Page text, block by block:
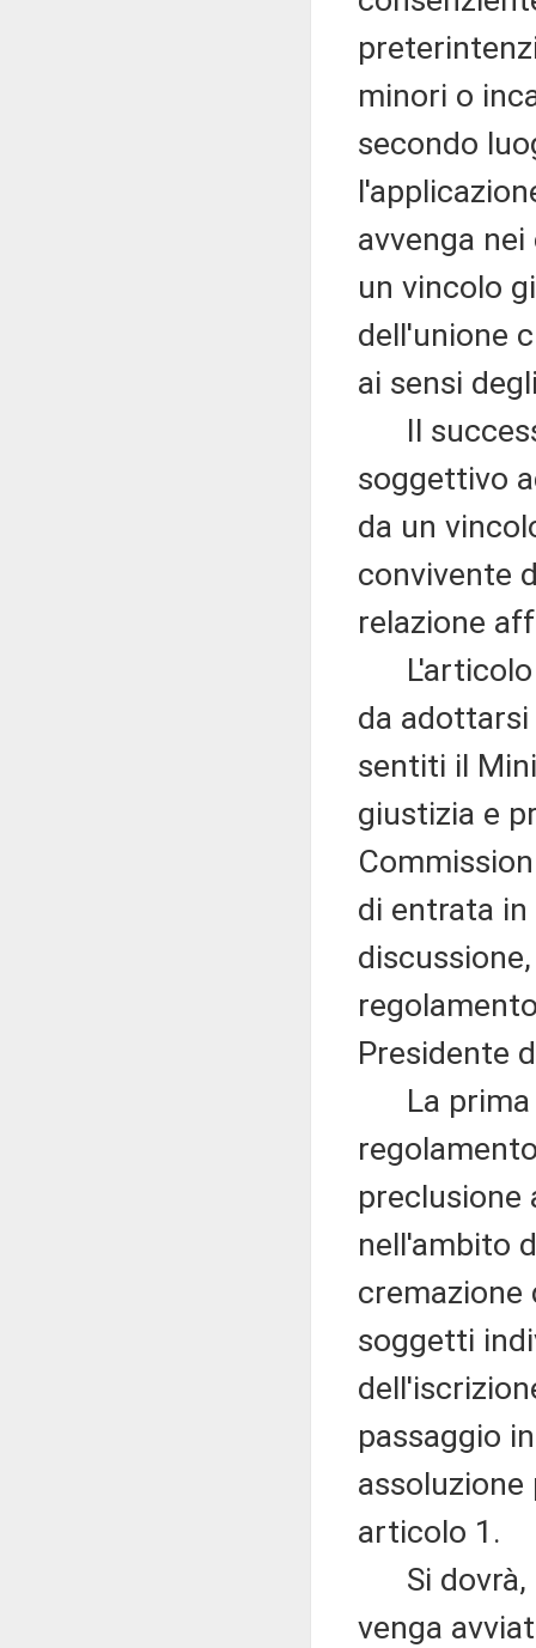
minori o
secondo
avvenga
un vincolo
dell'unione
ai sensi
Il
soggettivo
da un
convivente
relazione
L'articolo
da
sentiti il
giustizia e
di entrata
Presidente
La prima
preclusione
nell'ambito
cremazione
soggetti
passaggio
articolo 1.
Si dovrà,
venga